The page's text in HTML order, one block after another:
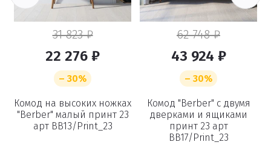
31 823 ₽
22 276 ₽
– 30%
Комод на высоких ножках
"Berber" малый принт 23
арт BB13/Print_23
62 748 ₽
43 924 ₽
– 30%
Комод "Berber" с двумя
дверками и ящиками
принт 23 арт
BB17/Print_23